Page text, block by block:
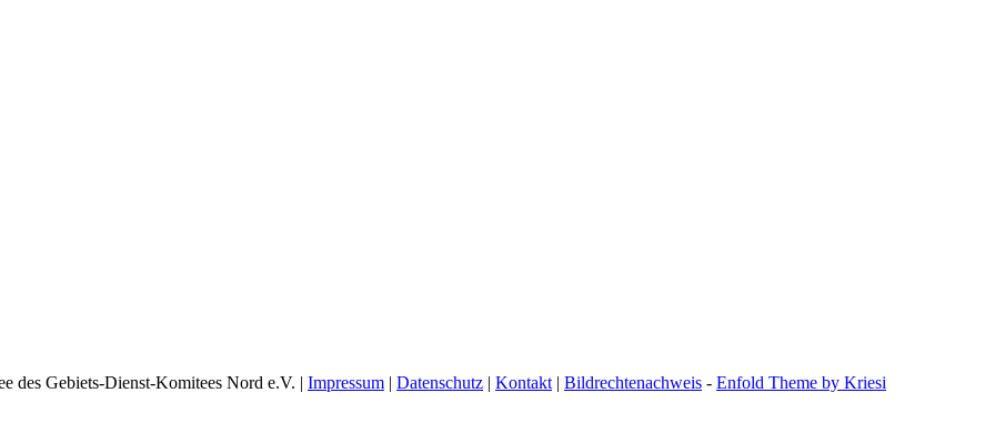
des Gebiets-Dienst-Komitees Nord e.V. | Impressum | Datenschutz | Kontakt | Bildrechtenachweis - Enfold Theme by Kriesi